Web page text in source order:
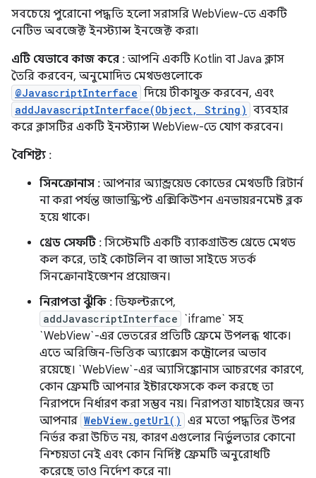
সবচেয়ে পুরোনো পদ্ধতি হলো সরাসরি WebView-তে একটি
নেটিভ অবজেক্ট ইনস্ট্যান্স ইনজেক্ট করা।
এটি যেভাবে কাজ করে : আপনি একটি Kotlin বা Java ক্লাস
তৈরি করবেন, অনুমোদিত মেথডগুলোকে
@JavascriptInterface দিয়ে টীকাযুক্ত করবেন, এবং
addJavascriptInterface(Object, String) ব্যবহার
করে ক্লাসটির একটি ইনস্ট্যান্স WebView-তে যোগ করবেন।
বৈশিষ্ট্য :
সিনক্রোনাস : আপনার অ্যান্ড্রয়েড কোডের মেথডটি রিটার্ন
না করা পর্যন্ত জাভাস্ক্রিপ্ট এক্সিকিউশন এনভায়রনমেন্ট ব্লক
হয়ে থাকে।
থ্রেড সেফটি : সিস্টেমটি একটি ব্যাকগ্রাউন্ড থ্রেডে মেথড
কল করে, তাই কোটলিন বা জাভা সাইডে সতর্ক
সিনক্রোনাইজেশন প্রয়োজন।
নিরাপত্তা ঝুঁকি : ডিফল্টরূপে,
addJavascriptInterface `iframe` সহ
`WebView`-এর ভেতরের প্রতিটি ফ্রেমে উপলব্ধ থাকে।
এতে অরিজিন-ভিত্তিক অ্যাক্সেস কন্ট্রোলের অভাব
রয়েছে। `WebView`-এর অ্যাসিঙ্ক্রোনাস আচরণের কারণে,
কোন ফ্রেমটি আপনার ইন্টারফেসকে কল করছে তা
নিরাপদে নির্ধারণ করা সম্ভব নয়। নিরাপত্তা যাচাইয়ের জন্য
আপনার WebView.getUrl() এর মতো পদ্ধতির উপর
নির্ভর করা উচিত নয়, কারণ এগুলোর নির্ভুলতার কোনো
নিশ্চয়তা নেই এবং কোন নির্দিষ্ট ফ্রেমটি অনুরোধটি
করেছে তাও নির্দেশ করে না।